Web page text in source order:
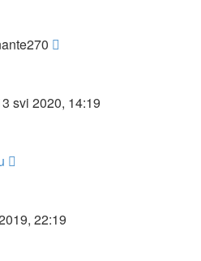
svi 2020, 14:19
22:19